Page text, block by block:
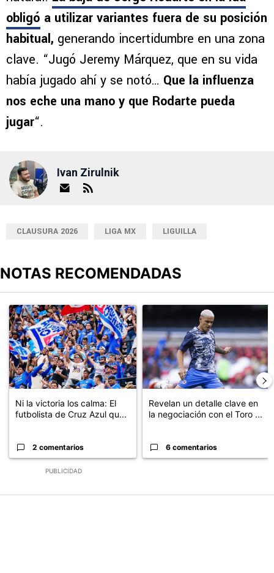
obligó a utilizar variantes fuera de su posición
habitual, generando incertidumbre en una zona
clave. “Jugó Jeremy Márquez, que en su vida
había jugado ahí y se notó… Que la influenza
nos eche una mano y que Rodarte pueda
jugar“.
Ivan Zirulnik
CLAUSURA 2026 LIGA MX LIGUILLA
NOTAS RECOMENDADAS
PUBLICIDAD
Un artículo de tendencia con el título "Ni la victoria los calma: El
Ni la victoria los calma: El
futbolista de Cruz Azul qu...
2 comentarios
Un artículo de tendencia con
Revelan un detalle clave en
la negociación con el Toro ...
6 comentarios